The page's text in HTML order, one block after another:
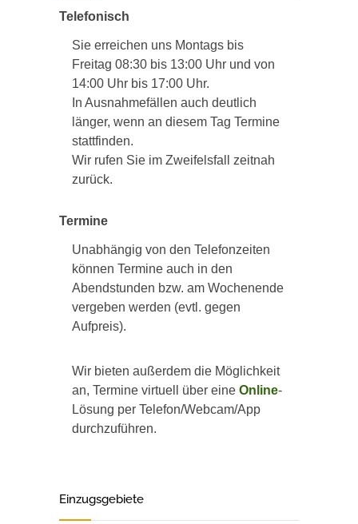
Telefonisch
Sie erreichen uns Montags bis
Freitag 08:30 bis 13:00 Uhr und von
14:00 Uhr bis 17:00 Uhr.
In Ausnahmefällen auch deutlich
länger, wenn an diesem Tag Termine
stattfinden.
Wir rufen Sie im Zweifelsfall zeitnah
zurück.
Termine
Unabhängig von den Telefonzeiten
können Termine auch in den
Abendstunden bzw. am Wochenende
vergeben werden (evtl. gegen
Aufpreis).
Wir bieten außerdem die Möglichkeit
an, Termine virtuell über eine Online-
Lösung per Telefon/Webcam/App
durchzuführen.
Einzugsgebiete